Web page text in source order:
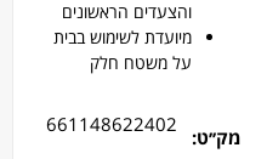
והצעדים הראשונים
מיועדת לשימוש בבית
על משטח חלק
מק׳׳ט:
661148622402